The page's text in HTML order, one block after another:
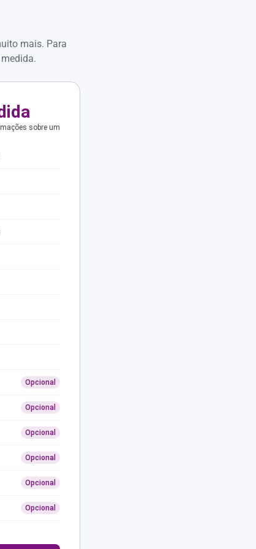
mais. Para
sobre um
Opcional
Opcional
Opcional
Opcional
Opcional
Opcional